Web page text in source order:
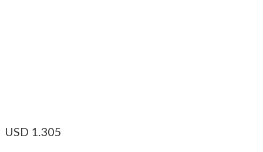
USD 1.305